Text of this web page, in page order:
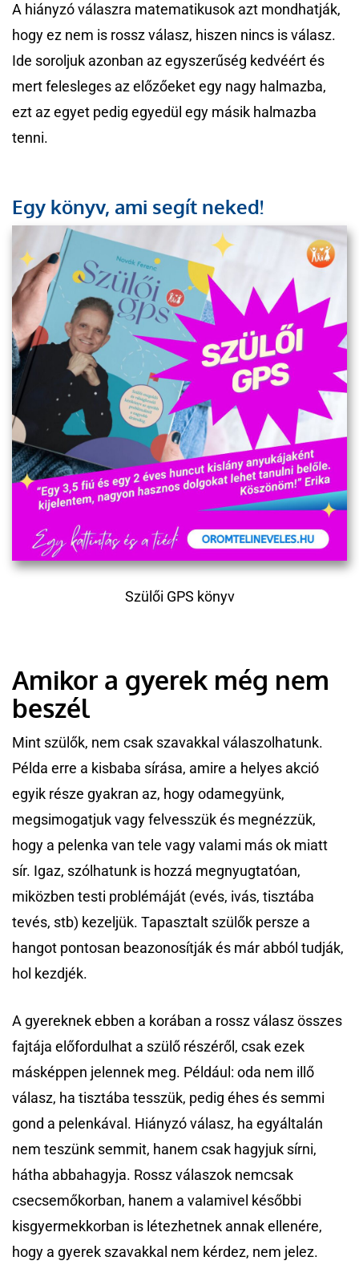
A hiányzó válaszra matematikusok azt mondhatják,
hogy ez nem is rossz válasz, hiszen nincs is válasz.
Ide soroljuk azonban az egyszerűség kedvéért és
mert felesleges az előzőeket egy nagy halmazba,
ezt az egyet pedig egyedül egy másik halmazba
tenni.
Egy könyv, ami segít neked!
Szülői GPS könyv
Amikor a gyerek még nem
beszél
Mint szülők, nem csak szavakkal válaszolhatunk.
Példa erre a kisbaba sírása, amire a helyes akció
egyik része gyakran az, hogy odamegyünk,
megsimogatjuk vagy felvesszük és megnézzük,
hogy a pelenka van tele vagy valami más ok miatt
sír. Igaz, szólhatunk is hozzá megnyugtatóan,
miközben testi problémáját (evés, ivás, tisztába
tevés, stb) kezeljük. Tapasztalt szülők persze a
hangot pontosan beazonosítják és már abból tudják,
hol kezdjék.
A gyereknek ebben a korában a rossz válasz összes
fajtája előfordulhat a szülő részéről, csak ezek
másképpen jelennek meg. Például: oda nem illő
válasz, ha tisztába tesszük, pedig éhes és semmi
gond a pelenkával. Hiányzó válasz, ha egyáltalán
nem teszünk semmit, hanem csak hagyjuk sírni,
hátha abbahagyja. Rossz válaszok nemcsak
csecsemőkorban, hanem a valamivel későbbi
kisgyermekkorban is létezhetnek annak ellenére,
hogy a gyerek szavakkal nem kérdez, nem jelez.